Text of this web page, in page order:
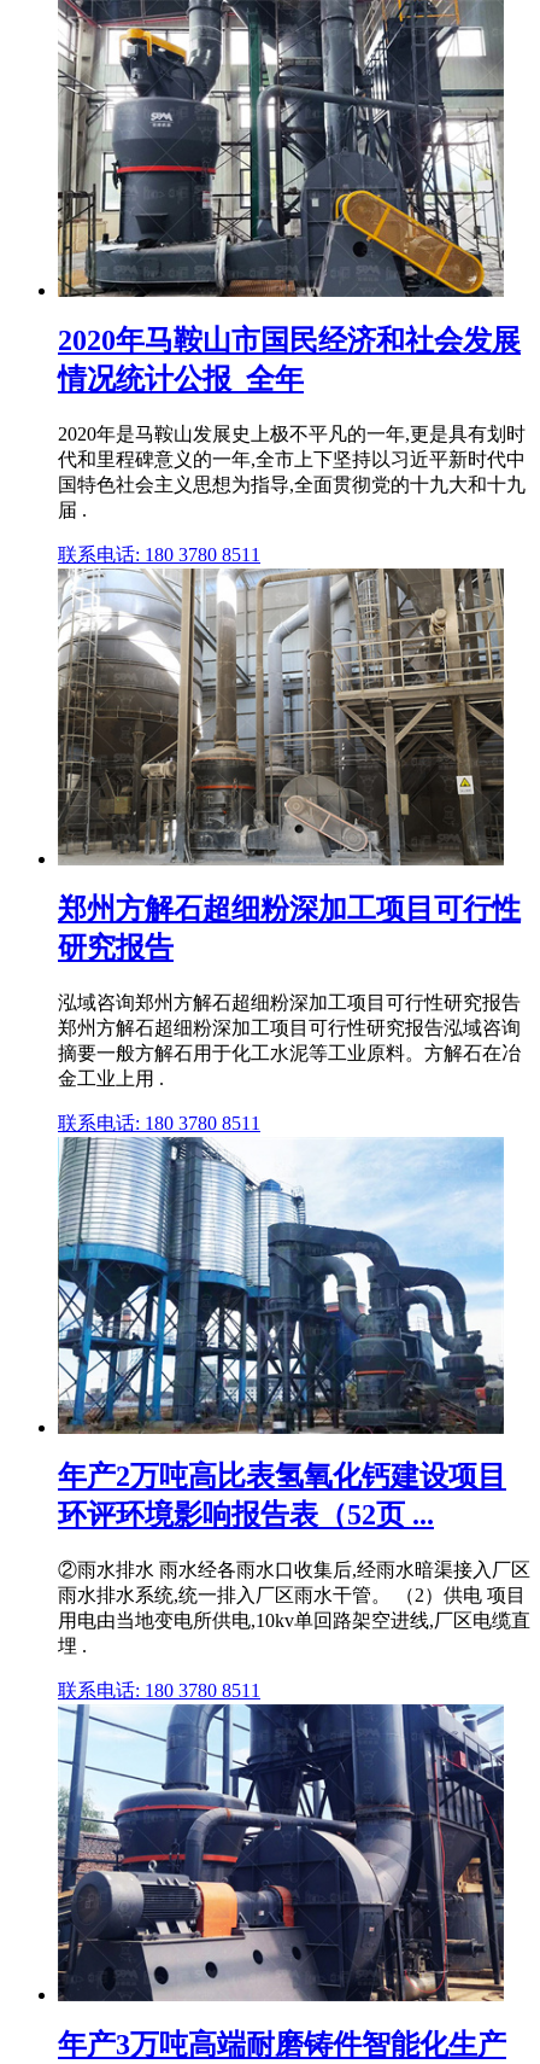
2020年马鞍山市国民经济和社会发展
情况统计公报_全年
2020年是马鞍山发展史上极不平凡的一年,更是具有划时
代和里程碑意义的一年,全市上下坚持以习近平新时代中
国特色社会主义思想为指导,全面贯彻党的十九大和十九
届 .
联系电话: 180 3780 8511
郑州方解石超细粉深加工项目可行性
研究报告
泓域咨询郑州方解石超细粉深加工项目可行性研究报告
郑州方解石超细粉深加工项目可行性研究报告泓域咨询
摘要一般方解石用于化工水泥等工业原料。方解石在冶
金工业上用 .
联系电话: 180 3780 8511
年产2万吨高比表氢氧化钙建设项目
环评环境影响报告表（52页 ...
②雨水排水 雨水经各雨水口收集后,经雨水暗渠接入厂区
雨水排水系统,统一排入厂区雨水干管。 （2）供电 项目
用电由当地变电所供电,10kv单回路架空进线,厂区电缆直
埋 .
联系电话: 180 3780 8511
年产3万吨高端耐磨铸件智能化生产